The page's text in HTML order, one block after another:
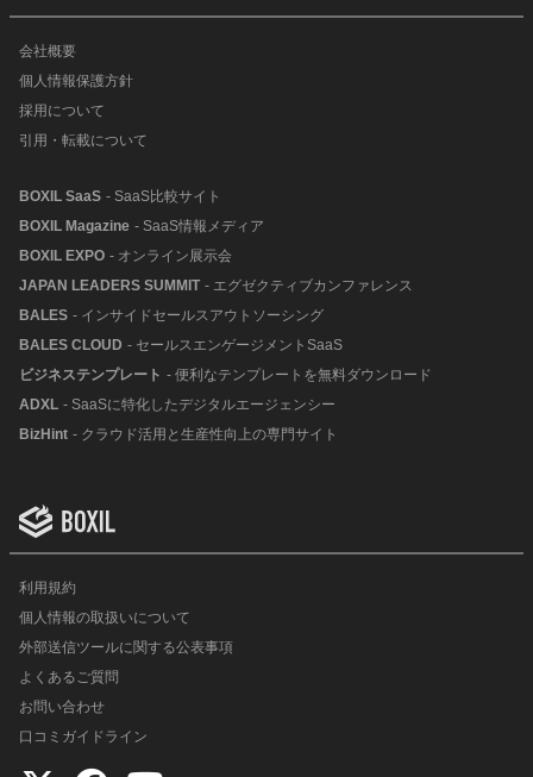
会社概要
個人情報保護方針
採用について
引用・転載について
BOXIL SaaS - SaaS比較サイト
BOXIL Magazine - SaaS情報メディア
BOXIL EXPO - オンライン展示会
JAPAN LEADERS SUMMIT - エグゼクティブカンファレンス
BALES - インサイドセールスアウトソーシング
BALES CLOUD - セールスエンゲージメントSaaS
ビジネステンプレート - 便利なテンプレートを無料ダウンロード
ADXL - SaaSに特化したデジタルエージェンシー
BizHint - クラウド活用と生産性向上の専門サイト
利用規約
個人情報の取扱いについて
外部送信ツールに関する公表事項
よくあるご質問
お問い合わせ
口コミガイドライン